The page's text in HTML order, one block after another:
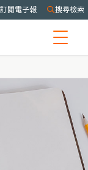
訂閱電子報 搜尋檢索